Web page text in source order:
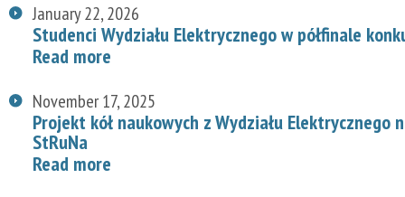
January 22, 2026
Studenci Wydziału Elektrycznego w półfinale
Read more
November 17, 2025
Projekt kół naukowych z Wydziału
StRuNa
Read more